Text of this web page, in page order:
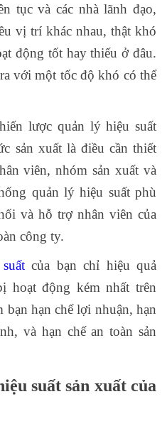
tục và các nhà lãnh đạo,
vị trí khác nhau, thật khó
động tốt hay thiếu ở đâu.
với một tốc độ khó có thể
lược quản lý hiệu suất
sản xuất là điều cần thiết
viên, nhóm sản xuất và
quản lý hiệu suất phù
và hỗ trợ nhân viên của
công ty.
của bạn chỉ hiệu quả
hoạt động kém nhất trên
hạn chế lợi nhuận, hạn
và hạn chế an toàn sản
suất sản xuất của